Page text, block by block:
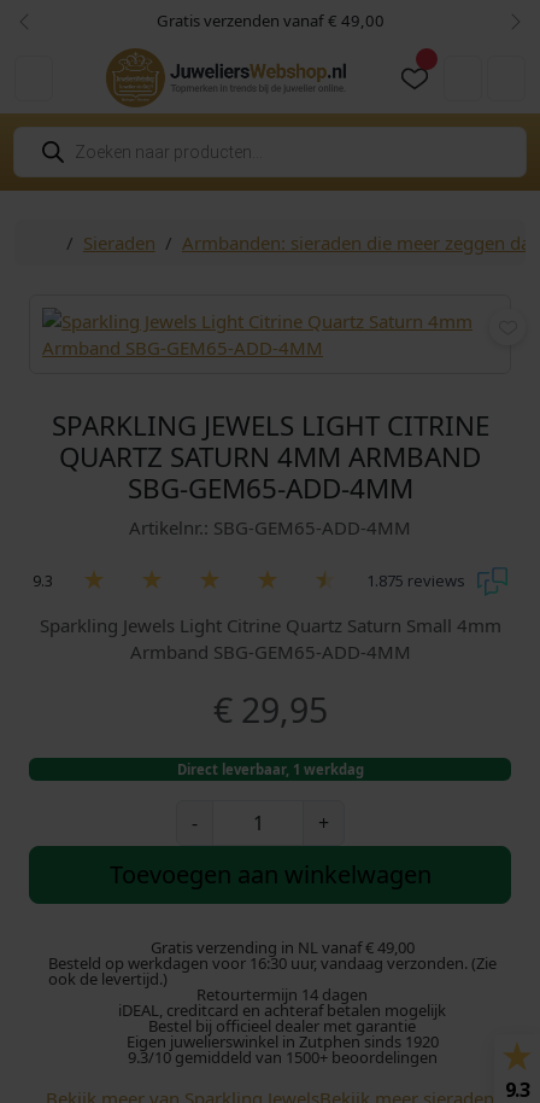
Skip to content
Skip to footer Gratis verzenden vanaf € 49,00
Vorige
P
o
d
HomeSieraden Armbanden: sieraden die meer zeggen
SPARKLING JEWELS LIGHT CITRINE
QUARTZ SATURN 4MM ARMBAND
SBG-GEM65-ADD-4MM
Artikelnr.: SBG-GEM65-ADD-4MM
9.3 1.875 reviews
Sparkling Jewels Light Citrine Quartz Saturn Small 4mm
Armband SBG-GEM65-ADD-4MM
€29,95
Direct leverbaar, 1 werkdag
-
a
l
i
g
J
+
Toevoegen aan winkelwagen
Gratis verzending in NL vanaf € 49,00
Besteld op werkdagen voor 16:30 uur, vandaag verzonden. (Zie
ook de levertijd.)
Retourtermijn 14 dagen
iDEAL, creditcard en achteraf betalen mogelijk
Bestel bij officieel dealer met garantie
Eigen juwelierswinkel in Zutphen sinds 1920
9.3/10 gemiddeld van 1500+ beoordelingen
9.3